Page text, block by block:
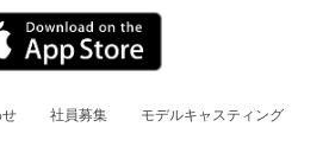
せ 社員募集 モデルキャスティング